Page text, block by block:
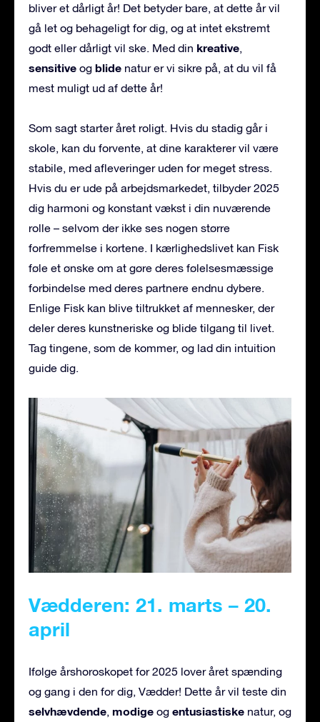
bliver et dårligt år! Det betyder bare, at dette år vil
gå let og behageligt for dig, og at intet ekstremt
godt eller dårligt vil ske. Med din kreative,
sensitive og blide natur er vi sikre på, at du vil få
mest muligt ud af dette år!
Som sagt starter året roligt. Hvis du stadig går i
skole, kan du forvente, at dine karakterer vil være
stabile, med afleveringer uden for meget stress.
Hvis du er ude på arbejdsmarkedet, tilbyder 2025
dig harmoni og konstant vækst i din nuværende
rolle – selvom der ikke ses nogen større
forfremmelse i kortene. I kærlighedslivet kan Fisk
føle et ønske om at gøre deres følelsesmæssige
forbindelse med deres partnere endnu dybere.
Enlige Fisk kan blive tiltrukket af mennesker, der
deler deres kunstneriske og blide tilgang til livet.
Tag tingene, som de kommer, og lad din intuition
guide dig.
Vædderen: 21. marts – 20.
april
Ifølge årshoroskopet for 2025 lover året spænding
og gang i den for dig, Vædder! Dette år vil teste din
selvhævdende, modige og entusiastiske natur, og